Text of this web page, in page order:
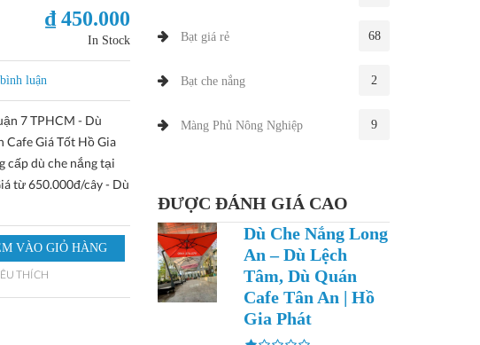
₫ 450.000
In Stock
luận
7 TPHCM - Dù
Cafe Giá Tốt Hồ Gia
cấp dù che nắng tại
từ 650.000đ/cây - Dù
THÍCH
Bạt giá rẻ 68
Bạt che nắng 2
Màng Phủ Nông Nghiệp 9
ĐƯỢC ĐÁNH GIÁ CAO
Dù Che Nắng Long
An – Dù Lệch
Tâm, Dù Quán
Cafe Tân An | Hồ
Gia Phát